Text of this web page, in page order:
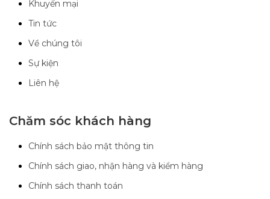
Khuyến mại
Tin tức
Về chúng tôi
Sự kiện
Liên hệ
Chăm sóc khách hàng
Chính sách bảo mật thông tin
Chính sách giao, nhận hàng và kiểm hàng
Chính sách thanh toán